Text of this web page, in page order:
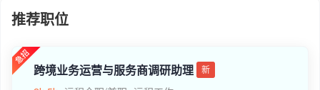
推荐职位
跨境业务运营与服务商调研助理 新